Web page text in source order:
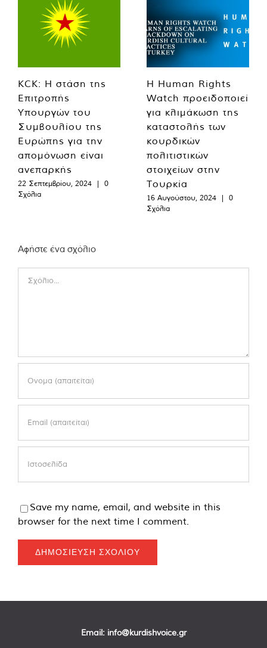
KCK: Η στάση της
Επιτροπής
Υπουργών του
Συμβουλίου της
Ευρώπης για την
απομόνωση είναι
ανεπαρκής
22 Σεπτεμβρίου, 2024 |
0
Σχόλια
Η Human Rights
Watch προειδοποιεί
για κλιμάκωση της
καταστολής των
κουρδικών
πολιτιστικών
στοιχείων στην
Τουρκία
16 Αυγούστου, 2024 |
0
Σχόλια
Αφήστε ένα σχόλιο
Save my name, email, and website in this
browser for the next time I comment.
Email: info@kurdishvoice.gr